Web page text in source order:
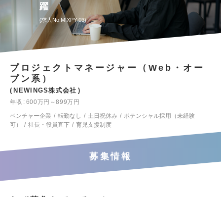
躍
求人No.MIXPY-03
プロジェクトマネージャー（Web・オー
プン系）
NEWINGS株式会社
年収
600万円～899万円
ベンチャー企業
転勤なし 土日祝休み
ポテンシャル採用（未経験
可）
社長・役員直下 育児支援制度
募集情報